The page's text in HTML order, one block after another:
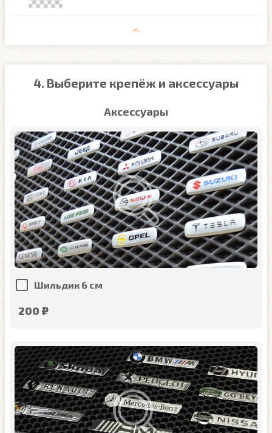
4. Выберите крепёж и аксессуары
Аксессуары
Шильдик 6 см
200 ₽